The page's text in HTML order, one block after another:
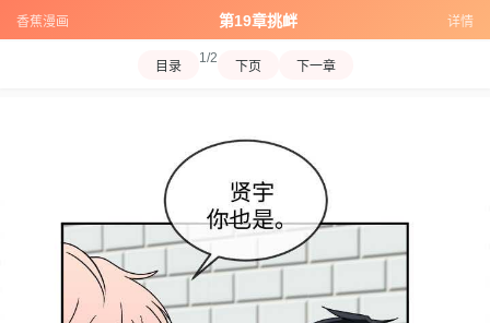
香蕉漫画 第19章挑衅 详情
目录
1/2
下页 下一章